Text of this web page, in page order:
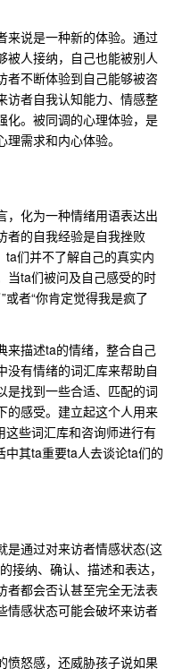
来说是一种新的体验。通过
被人接纳，自己也能被别人
者不断体验到自己能够被咨
访者自我认知能力、情感整
化。被同调的心理体验，是
需求和内心体验。
，化为一种情绪用语表达出
者的自我经验是自我挫败
们并不了解自己的真实内
当ta们被问及自己感受的时
者“你肯定觉得我是疯了
来描述ta的情绪，整合自己
没有情绪的词汇库来帮助自
是找到一些合适、匹配的词
的感受。建立起这个人用来
些词汇库和咨询师进行有
其ta重要ta人去谈论ta们的
是通过对来访者情感状态(这
接纳、确认、描述和表达，
者都会否认甚至完全无法表
情感状态可能会破坏来访者
愤怒感，还威胁孩子说如果